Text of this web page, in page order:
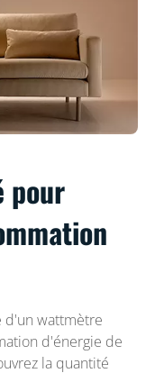
pour
d'un wattmètre
d'énergie de
la quantité